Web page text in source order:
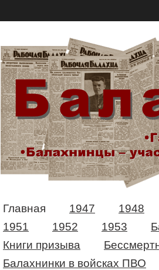
Главная 1947 1948
1951
1952 1953
Книги призыва
Балахнинки в войсках ПВО